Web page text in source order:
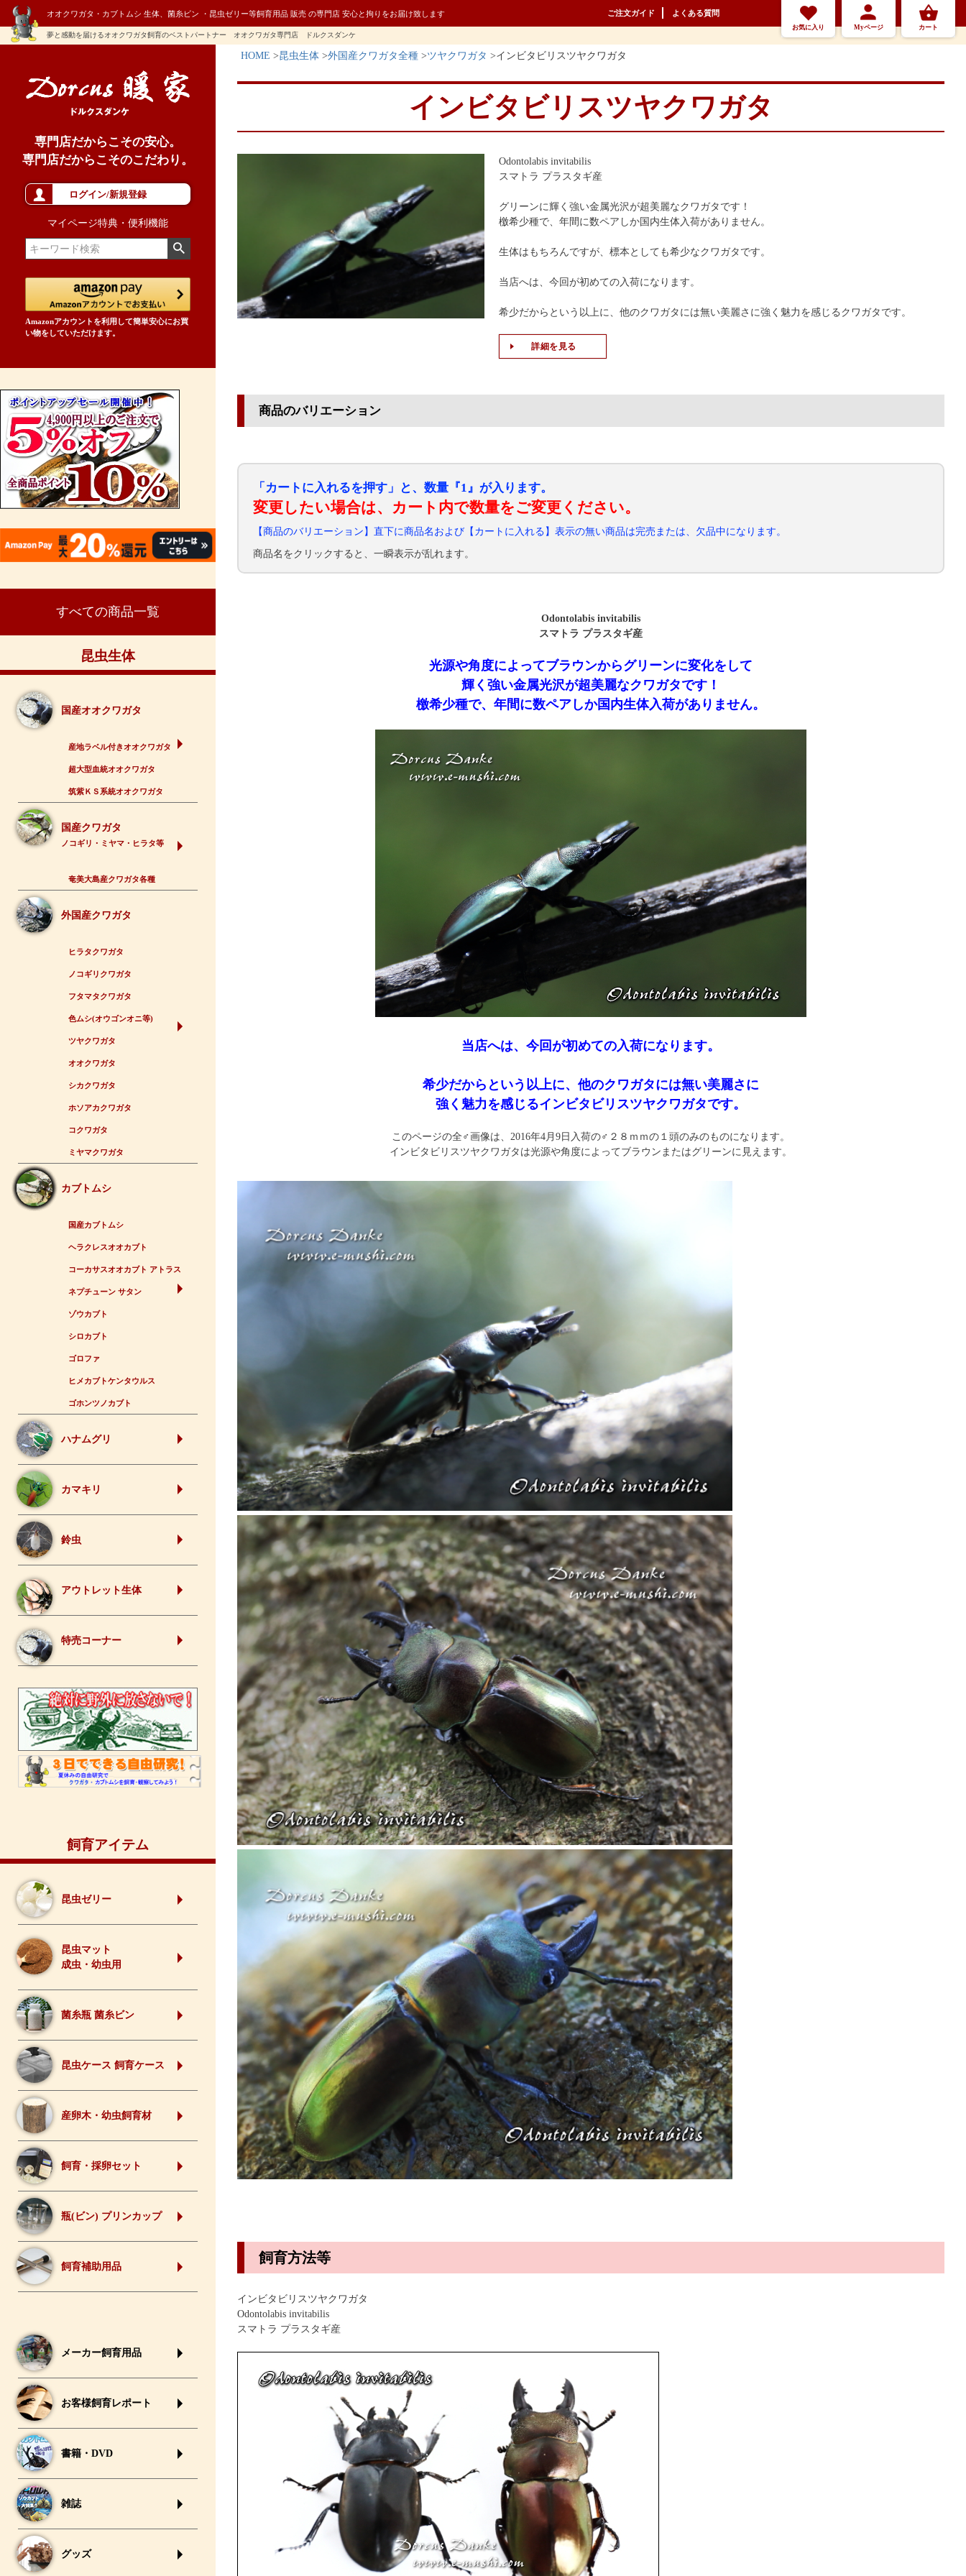
オオクワガタ・カブトムシ 生体、菌糸ビン ・昆虫ゼリー等飼育用品 販売 の専門店 安心と拘りをお届け致します ご注文ガイド よくある質問
夢と感動を届けるオオクワガタ飼育のベストパートナー オオクワガタ専門店 ドルクスダンケ
お気に入り Myページ カート
専門店だからこその安心。
専門店だからこそのこだわり。
ログイン/新規登録
マイページ特典・便利機能
Amazonアカウントを利用して簡単安心にお買
い物をしていただけます。
すべての商品一覧
昆虫生体
国産オオクワガタ
産地ラベル付きオオクワガタ
超大型血統オオクワガタ
筑紫ＫＳ系統オオクワガタ
国産クワガタ
ノコギリ・ミヤマ・ヒラタ等
奄美大島産クワガタ各種
外国産クワガタ
ヒラタクワガタ
ノコギリクワガタ
フタマタクワガタ
色ムシ(オウゴンオニ等)
ツヤクワガタ
オオクワガタ
シカクワガタ
ホソアカクワガタ
コクワガタ
ミヤマクワガタ
カブトムシ
国産カブトムシ
ヘラクレスオオカブト
コーカサスオオカブト アトラス
ネプチューン サタン
ゾウカブト
シロカブト
ゴロファ
ヒメカブトケンタウルス
ゴホンツノカブト
ハナムグリ
カマキリ
鈴虫
アウトレット生体
特売コーナー
飼育アイテム
昆虫ゼリー
昆虫マット
成虫・幼虫用
菌糸瓶 菌糸ビン
昆虫ケース 飼育ケース
産卵木・幼虫飼育材
飼育・採卵セット
瓶(ビン) プリンカップ
飼育補助用品
メーカー飼育用品
お客様飼育レポート
書籍・DVD
雑誌
グッズ
HOME 昆虫生体 外国産クワガタ全種 ツヤクワガタ インビタビリスツヤクワガタ
インビタビリスツヤクワガタ
Odontolabis invitabilis
スマトラ プラスタギ産
グリーンに輝く強い金属光沢が超美麗なクワガタです！
檄希少種で、年間に数ペアしか国内生体入荷がありません。
生体はもちろんですが、標本としても希少なクワガタです。
当店へは、今回が初めての入荷になります。
希少だからという以上に、他のクワガタには無い美麗さに強く魅力を感じるクワガタです。
詳細を見る
商品のバリエーション
「カートに入れるを押す」と、数量『1』が入ります。
変更したい場合は、カート内で数量をご変更ください。
【商品のバリエーション】直下に商品名および【カートに入れる】表示の無い商品は完売または、欠品中になります。
商品名をクリックすると、一瞬表示が乱れます。
Odontolabis invitabilis
スマトラ プラスタギ産
光源や角度によってブラウンからグリーンに変化をして
輝く強い金属光沢が超美麗なクワガタです！
檄希少種で、年間に数ペアしか国内生体入荷がありません。
当店へは、今回が初めての入荷になります。
希少だからという以上に、他のクワガタには無い美麗さに
強く魅力を感じるインビタビリスツヤクワガタです。
このページの全♂画像は、2016年4月9日入荷の♂２８ｍｍの１頭のみのものになります。
インビタビリスツヤクワガタは光源や角度によってブラウンまたはグリーンに見えます。
飼育方法等
インビタビリスツヤクワガタ
Odontolabis invitabilis
スマトラ プラスタギ産